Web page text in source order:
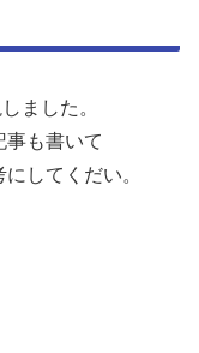
ました。
事も書いて
してくだい。